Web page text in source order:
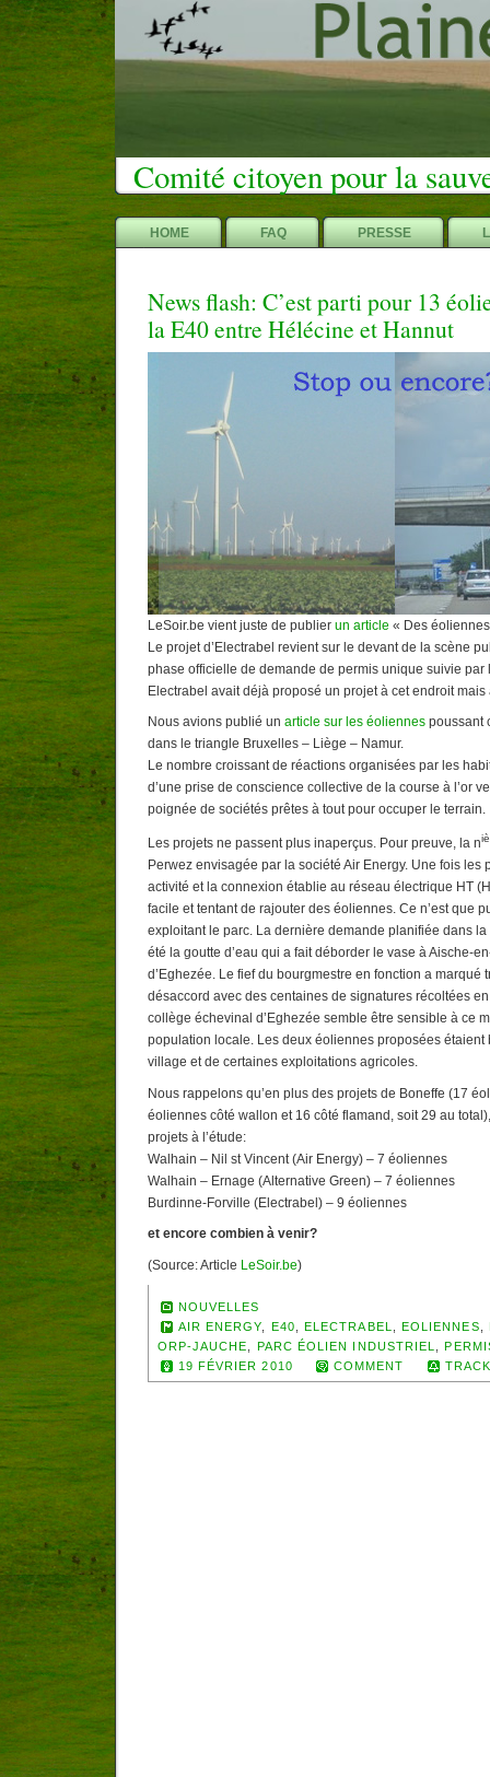
Comité citoyen pour la
HOME FAQ PRESSE
News flash: C’est parti pour 13
la E40 entre Hélécine et Hannut
LeSoir.be vient juste de publier un article « Des
Le projet d’Electrabel revient sur le devant de la scène
phase officielle de demande de permis unique suivie par
Electrabel avait déjà proposé un projet à cet endroit
Nous avions publié un article sur les éoliennes poussant
dans le triangle Bruxelles – Liège – Namur.
Le nombre croissant de réactions organisées par les
d’une prise de conscience collective de la course à l’or
poignée de sociétés prêtes à tout pour occuper le terrain.
Les projets ne passent plus inaperçus. Pour preuve, la n
Perwez envisagée par la société Air Energy. Une fois les
activité et la connexion établie au réseau électrique HT
facile et tentant de rajouter des éoliennes. Ce n’est que
exploitant le parc. La dernière demande planifiée dans
été la goutte d’eau qui a fait déborder le vase à Aische-
d’Eghezée. Le fief du bourgmestre en fonction a marqué
désaccord avec des centaines de signatures récoltées
collège échevinal d’Eghezée semble être sensible à ce
population locale. Les deux éoliennes proposées étaient
village et de certaines exploitations agricoles.
Nous rappelons qu’en plus des projets de Boneffe (17
éoliennes côté wallon et 16 côté flamand, soit 29 au
projets à l’étude:
Walhain – Nil st Vincent (Air Energy) – 7 éoliennes
Walhain – Ernage (Alternative Green) – 7 éoliennes
Burdinne-Forville (Electrabel) – 9 éoliennes
et encore combien à venir?
(Source: Article LeSoir.be)
NOUVELLES
AIR ENERGY
E40 ELECTRABEL EOLIENNES
ORP-JAUCHE
PARC ÉOLIEN INDUSTRIEL ,
19 FÉVRIER 2010
COMMENT